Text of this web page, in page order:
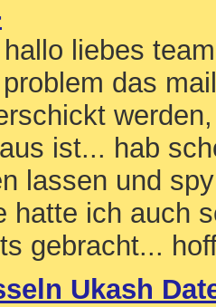
liebes
das
ist... hab
lassen und
hatte ich auch
gebracht...
Ukash